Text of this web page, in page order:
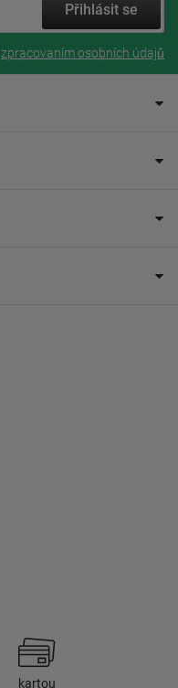
Přihlásit se
zpracovaním osobních údajů
kartou